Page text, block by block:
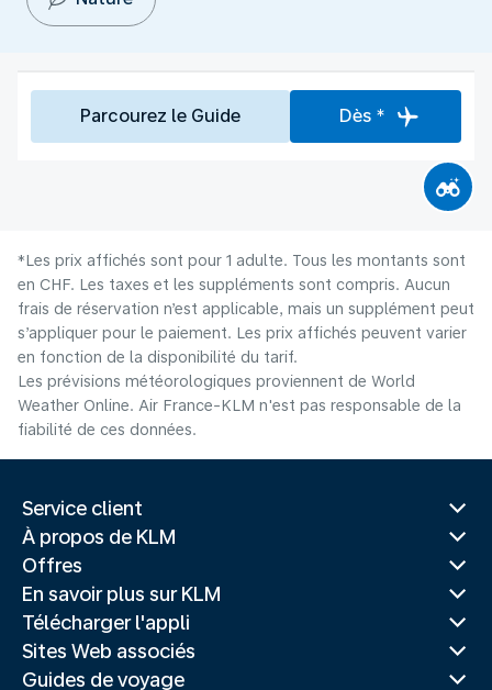
Parcourez le Guide Dès *
*Les prix affichés sont pour 1 adulte. Tous les montants sont
en CHF. Les taxes et les suppléments sont compris. Aucun
frais de réservation n’est applicable, mais un supplément peut
s’appliquer pour le paiement. Les prix affichés peuvent varier
en fonction de la disponibilité du tarif.
Les prévisions météorologiques proviennent de World
Weather Online. Air France-KLM n'est pas responsable de la
fiabilité de ces données.
Service client
À propos de KLM
Offres
En savoir plus sur KLM
Télécharger l'appli
Sites Web associés
Guides de voyage